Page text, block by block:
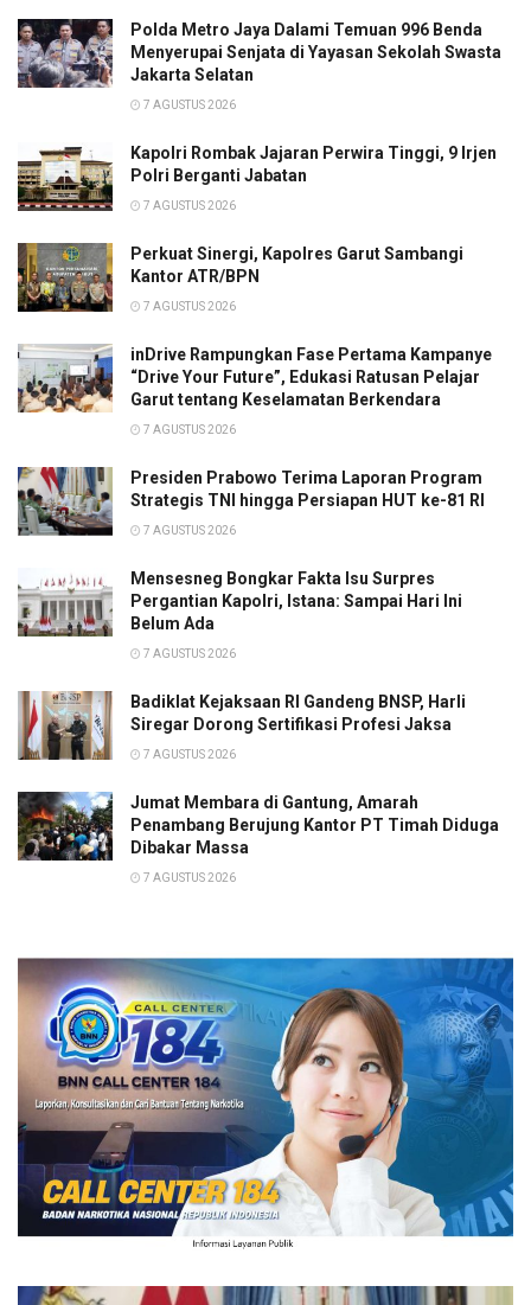
Polda Metro Jaya Dalami Temuan 996 Benda
Menyerupai Senjata di Yayasan Sekolah Swasta
Jakarta Selatan
7 AGUSTUS 2026
Kapolri Rombak Jajaran Perwira Tinggi, 9 Irjen
Polri Berganti Jabatan
7 AGUSTUS 2026
Perkuat Sinergi, Kapolres Garut Sambangi
Kantor ATR/BPN
7 AGUSTUS 2026
inDrive Rampungkan Fase Pertama Kampanye
“Drive Your Future”, Edukasi Ratusan Pelajar
Garut tentang Keselamatan Berkendara
7 AGUSTUS 2026
Presiden Prabowo Terima Laporan Program
Strategis TNI hingga Persiapan HUT ke-81 RI
7 AGUSTUS 2026
Mensesneg Bongkar Fakta Isu Surpres
Pergantian Kapolri, Istana: Sampai Hari Ini
Belum Ada
7 AGUSTUS 2026
Badiklat Kejaksaan RI Gandeng BNSP, Harli
Siregar Dorong Sertifikasi Profesi Jaksa
7 AGUSTUS 2026
Jumat Membara di Gantung, Amarah
Penambang Berujung Kantor PT Timah Diduga
Dibakar Massa
7 AGUSTUS 2026